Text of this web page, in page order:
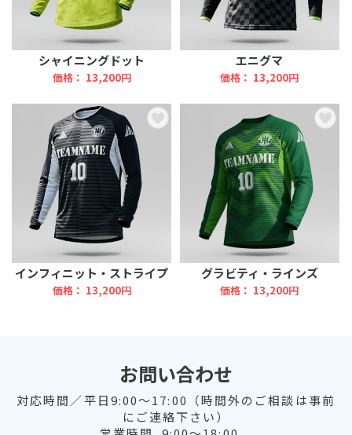
シャイニングドット
価格： 13,200円
エニグマ
価格： 13,200円
インフィニット・ストライプ
価格： 13,200円
グラビティ・ラインズ
価格： 13,200円
お問い合わせ
対応時間／平日9:00～17:00（時間外のご相談は事前
にご連絡下さい）